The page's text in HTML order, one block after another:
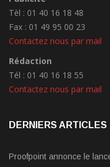
Tèl : 01 40 16 18 48
Fax : 01 49 95 00 23
Contactez nous par mail
Rédaction
Tél : 01 40 16 18 55
Contactez nous par mail
DERNIERS ARTICLES
Proofpoint annonce le